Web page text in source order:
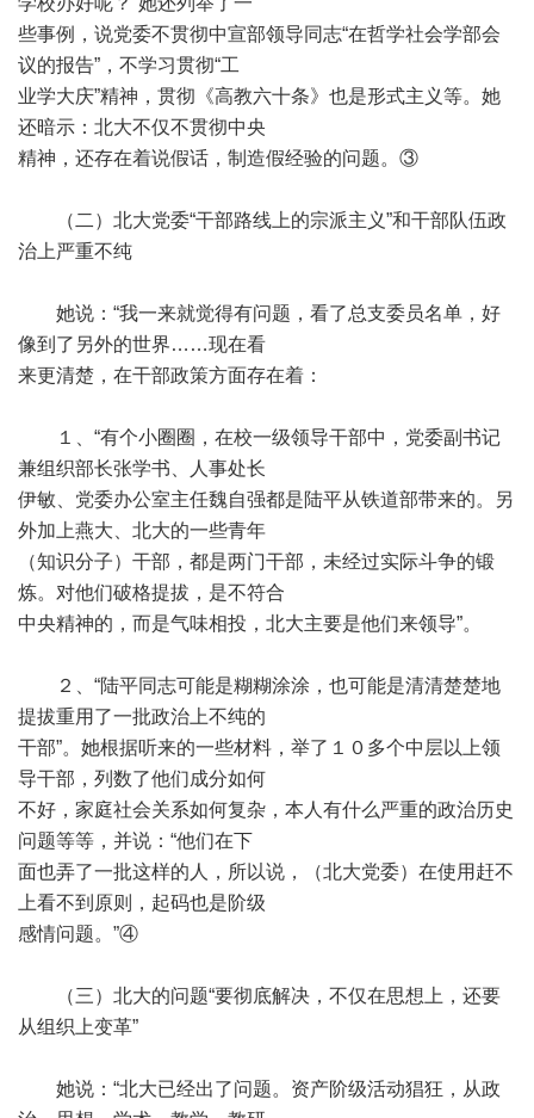
些事例，说党委不贯彻中宣部领导同志“在哲学社会学部会
议的报告”，不学习贯彻“工
业学大庆”精神，贯彻《高教六十条》也是形式主义等。她
还暗示：北大不仅不贯彻中央
精神，还存在着说假话，制造假经验的问题。③
（二）北大党委“干部路线上的宗派主义”和干部队伍政
治上严重不纯
她说：“我一来就觉得有问题，看了总支委员名单，好
像到了另外的世界……现在看
来更清楚，在干部政策方面存在着：
１、“有个小圈圈，在校一级领导干部中，党委副书记
兼组织部长张学书、人事处长
伊敏、党委办公室主任魏自强都是陆平从铁道部带来的。另
外加上燕大、北大的一些青年
（知识分子）干部，都是两门干部，未经过实际斗争的锻
炼。对他们破格提拔，是不符合
中央精神的，而是气味相投，北大主要是他们来领导”。
２、“陆平同志可能是糊糊涂涂，也可能是清清楚楚地
提拔重用了一批政治上不纯的
干部”。她根据听来的一些材料，举了１０多个中层以上领
导干部，列数了他们成分如何
不好，家庭社会关系如何复杂，本人有什么严重的政治历史
问题等等，并说：“他们在下
面也弄了一批这样的人，所以说，（北大党委）在使用赶不
上看不到原则，起码也是阶级
感情问题。”④
（三）北大的问题“要彻底解决，不仅在思想上，还要
从组织上变革”
她说：“北大已经出了问题。资产阶级活动猖狂，从政